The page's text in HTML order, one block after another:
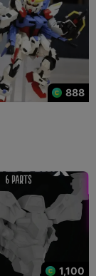
888
1,100